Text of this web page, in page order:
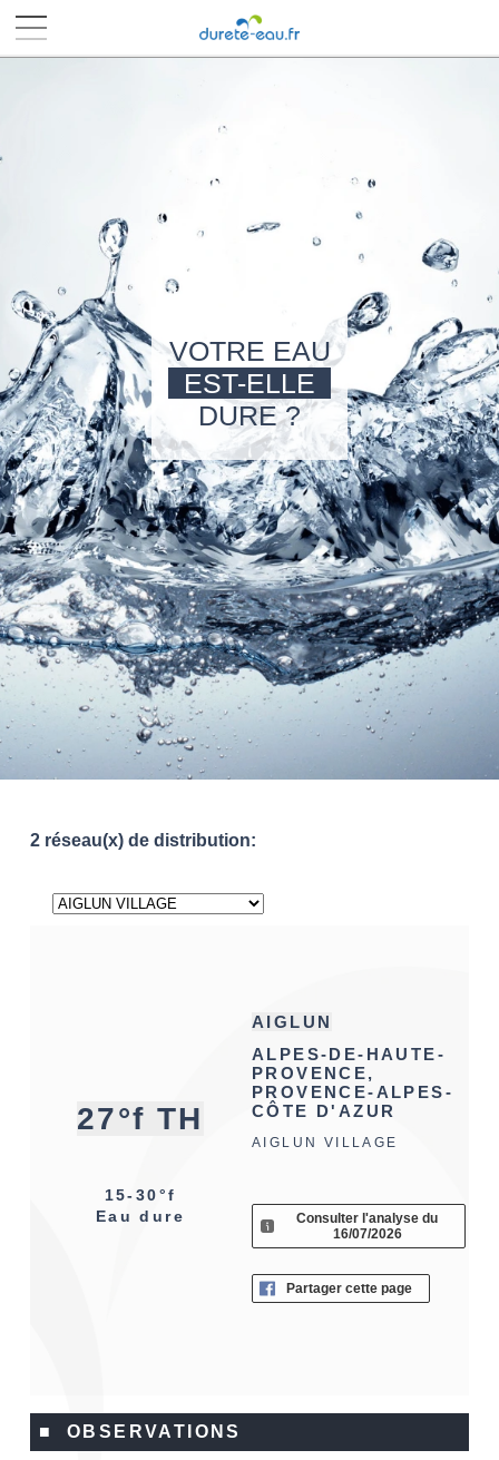
VOTRE EAU
EST-ELLE
DURE ?
2 réseau(x) de distribution:
27°f TH
15-30°f
Eau dure
AIGLUN
ALPES-DE-HAUTE-
PROVENCE,
PROVENCE-ALPES-
CÔTE D'AZUR
AIGLUN VILLAGE
Consulter l'analyse du
16/07/2026
Partager cette page
■ OBSERVATIONS